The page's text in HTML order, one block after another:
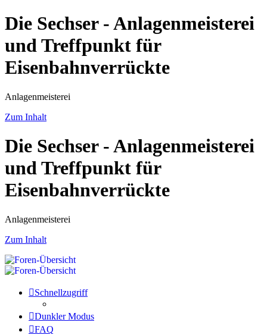
Die Sechser - Anlagenmeisterei
und Treffpunkt für
Eisenbahnverrückte
Anlagenmeisterei
Zum Inhalt
Die Sechser - Anlagenmeisterei
und Treffpunkt für
Eisenbahnverrückte
Anlagenmeisterei
Zum Inhalt
Schnellzugriff
Dunkler Modus
FAQ